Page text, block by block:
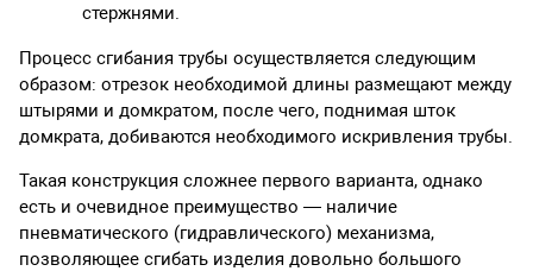
стержнями.
Процесс сгибания трубы осуществляется следующим
образом: отрезок необходимой длины размещают между
штырями и домкратом, после чего, поднимая шток
домкрата, добиваются необходимого искривления трубы.
Такая конструкция сложнее первого варианта, однако
есть и очевидное преимущество — наличие
пневматического (гидравлического) механизма,
позволяющее сгибать изделия довольно большого